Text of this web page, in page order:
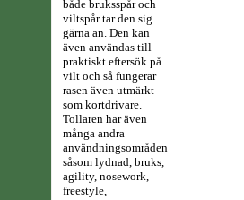
både bruksspår och
viltspår tar den sig
gärna an. Den kan
även användas till
praktiskt eftersök på
vilt och så fungerar
rasen även utmärkt
som kortdrivare.
Tollaren har även
många andra
användningsområden
såsom lydnad, bruks,
agility, nosework,
freestyle,